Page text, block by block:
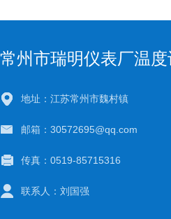
常州市瑞明仪表厂温度
地址：江苏常州市魏村镇
邮箱：30572695@qq.com
传真：0519-85715316
联系人：刘国强